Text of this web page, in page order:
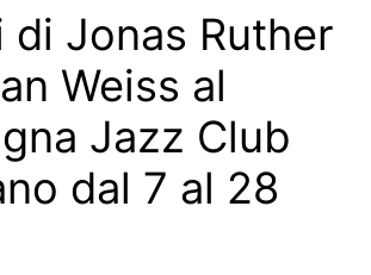
di Jonas Ruther
Weiss al
Jazz Club
dal 7 al 28